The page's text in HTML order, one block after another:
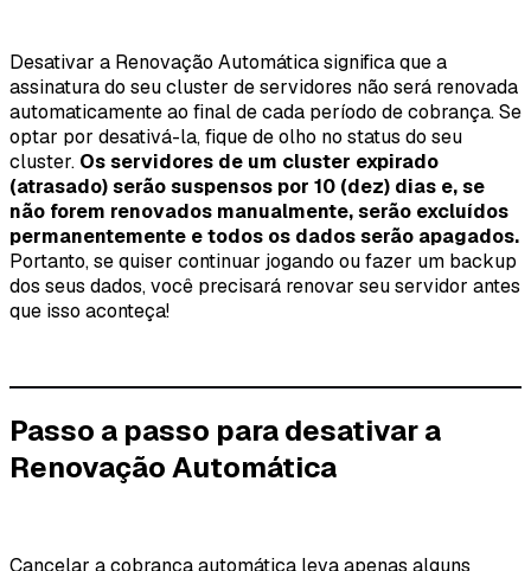
Desativar a Renovação Automática significa que a
assinatura do seu cluster de servidores não será renovada
automaticamente ao final de cada período de cobrança. Se
optar por desativá-la, fique de olho no status do seu
cluster. Os servidores de um cluster expirado
(atrasado) serão suspensos por 10 (dez) dias e, se
não forem renovados manualmente, serão excluídos
permanentemente e todos os dados serão apagados.
Portanto, se quiser continuar jogando ou fazer um backup
dos seus dados, você precisará renovar seu servidor antes
que isso aconteça!
Passo a passo para desativar a
Renovação Automática
Cancelar a cobrança automática leva apenas alguns